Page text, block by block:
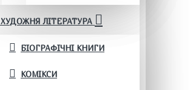
ХУДОЖНЯ ЛІТЕРАТУРА
БІОГРАФІЧНІ КНИГИ
КОМІКСИ